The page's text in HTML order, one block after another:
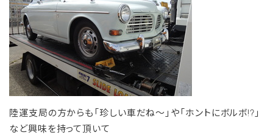
陸運支局の方からも「珍しい車だね～」や「ホントにボルボ!?」
など興味を持って頂いて